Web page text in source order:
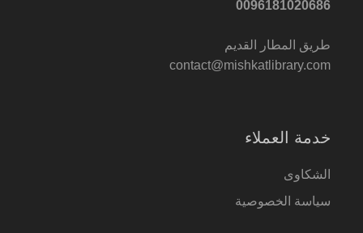
0096181020686
طريق المطار القديم
contact@mishkatlibrary.com
خدمة العملاء
الشكاوى
سياسة الخصوصية